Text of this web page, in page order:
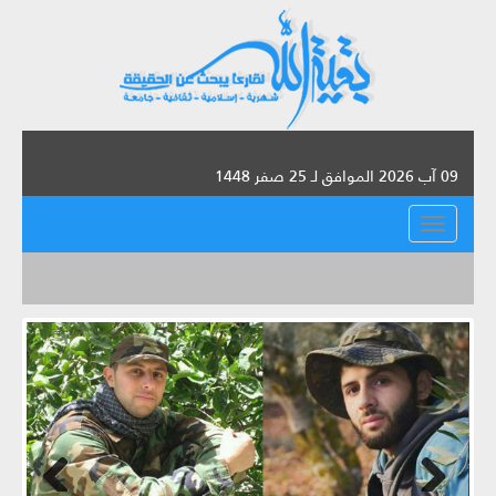
09 آب 2026 الموافق لـ 25 صفر 1448
القائمة